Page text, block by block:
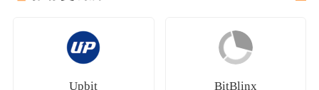
Upbit BitBlinx